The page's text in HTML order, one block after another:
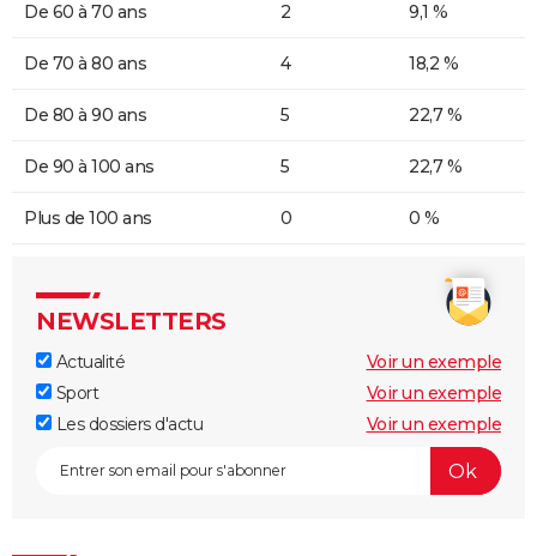
De 60 à 70 ans 2 9,1 %
De 70 à 80 ans 4 18,2 %
De 80 à 90 ans 5 22,7 %
De 90 à 100 ans 5 22,7 %
Plus de 100 ans 0 0 %
NEWSLETTERS
Actualité
Voir un exemple
Sport
Voir un exemple
Les dossiers d'actu
Voir un exemple